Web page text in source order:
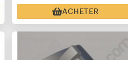
ACHETER